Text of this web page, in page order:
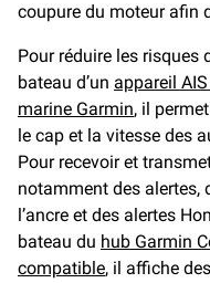
coupure du moteur afin
Pour réduire les risques
bateau d’un appareil
marine Garmin, il
le cap et la vitesse des
Pour recevoir et
notamment des alertes,
l’ancre et des alertes
bateau du hub Garmin
compatible, il affiche